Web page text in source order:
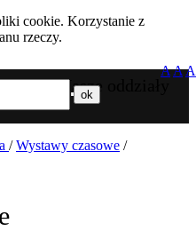
cookie. Korzystanie z
rzeczy.
Nasze oddziały
AAA
/ Wystawy czasowe /